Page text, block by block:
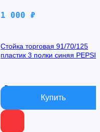
1 000 ₽
Стойка торговая 91/70/125
пластик 3 полки синяя PEPSI
В наличии